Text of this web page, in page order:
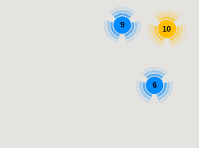
10
6
9